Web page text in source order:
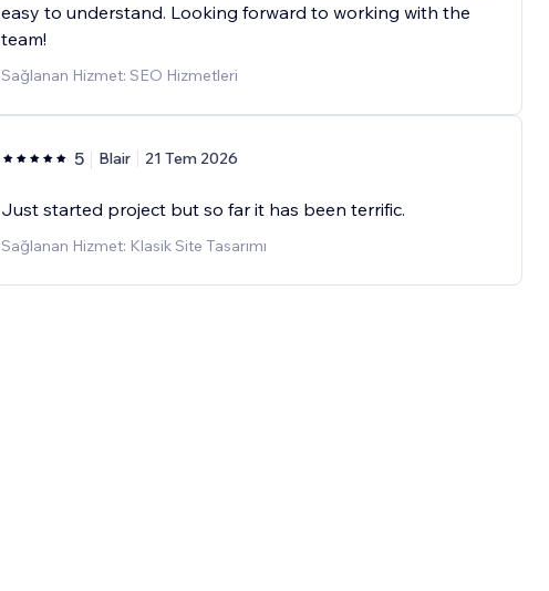
easy to understand. Looking forward to working with the
team!
Sağlanan Hizmet: SEO Hizmetleri
5 Blair 21 Tem 2026
Just started project but so far it has been terrific.
Sağlanan Hizmet: Klasik Site Tasarımı